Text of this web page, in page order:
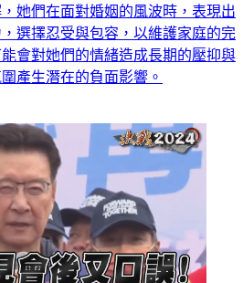
她們在面對婚姻的風波時，表現出
選擇忍受與包容，以維護家庭的完
會對她們的情緒造成長期的壓抑與
產生潛在的負面影響。